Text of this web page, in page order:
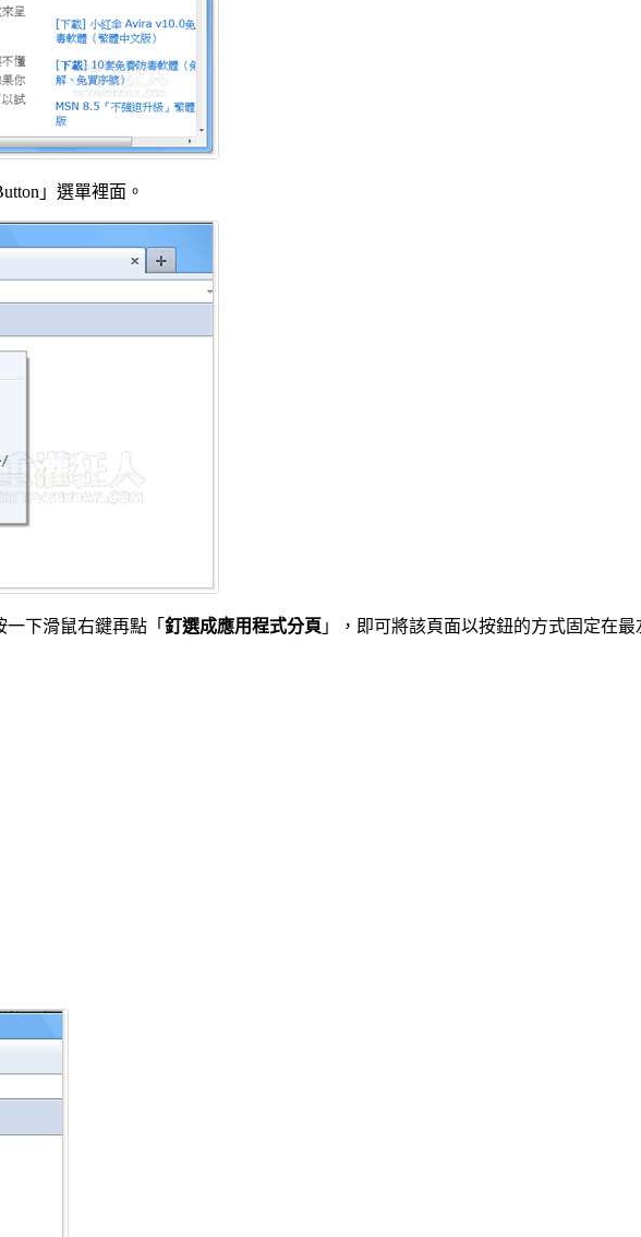
」選單裡面。
下滑鼠右鍵再點「 釘選成應用程式分頁 」，即可將該頁面以按鈕的方式固定在